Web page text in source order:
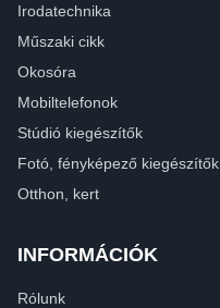
Irodatechnika
Műszaki cikk
Okosóra
Mobiltelefonok
Stúdió kiegészítők
Fotó, fényképező kiegészítők
Otthon, kert
INFORMÁCIÓK
Rólunk